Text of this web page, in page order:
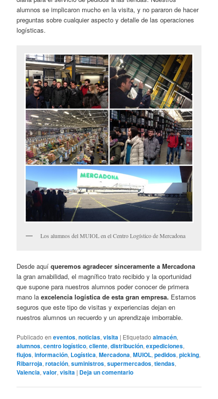
alumnos se implicaron mucho en la visita, y no pararon de hacer
preguntas sobre cualquier aspecto y detalle de las operaciones
logísticas.
Los alumnos del MUIOL en el Centro Logístico de Mercadona
Desde aquíqueremos agradecer sinceramente a Mercadona
la gran amabilidad, el magnífico trato recibido y la oportunidad
que supone para nuestros alumnos poder conocer de primera
mano laexcelencia logística de esta gran empresa. Estamos
seguros que este tipo de visitas y experiencias dejan en
nuestros alumnos un recuerdo y un aprendizaje imborrable.
Publicado en eventos,noticias,visita | Etiquetado almacén,
alumnos,centro logístico,cliente,distribución,expediciones,
flujos,información, Logística,Mercadona,MUIOL,pedidos,picking,
Ribarroja,rotación,suministros,supermercados,tiendas,
Valencia,valor,visita | Deja un comentario